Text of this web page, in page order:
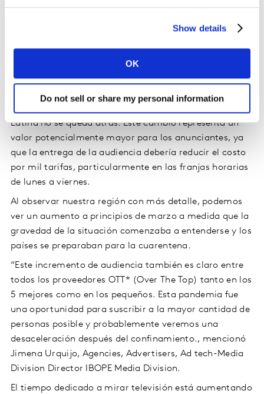
Show details
OK
Do not sell or share my personal information
delante del consumo de medios. Las audiencias están
exigiendo credibilidad, las redes se enfrentan a un
crecimiento exponencial de la audiencia y la
información y el entretenimiento son más valorados
que nunca. La televisión, así como los medios en línea,
ofrecen nuevas oportunidades para llegar al público.
Latina no se queda atrás. Este cambio representa un
valor potencialmente mayor para los anunciantes, ya
que la entrega de la audiencia debería reducir el costo
por mil tarifas, particularmente en las franjas horarias
de lunes a viernes.
Al observar nuestra región con más detalle, podemos
ver un aumento a principios de marzo a medida que la
gravedad de la situación comenzaba a entenderse y los
países se preparaban para la cuarentena.
“Este incremento de audiencia también es claro entre
todos los proveedores OTT* (Over The Top) tanto en los
5 mejores como en los pequeños. Esta pandemia fue
una oportunidad para suscribir a la mayor cantidad de
personas posible y probablemente veremos una
desaceleración después del confinamiento., mencionó
Jimena Urquijo, Agencies, Advertisers, Ad tech-Media
Division Director IBOPE Media Division.
El tiempo dedicado a mirar televisión está aumentando